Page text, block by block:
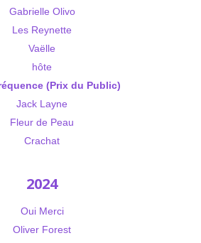
Gabrielle Olivo
Les Reynette
Vaëlle
hôte
(Prix du Public)
Jack Layne
Fleur de Peau
Crachat
2024
Oui Merci
Oliver Forest